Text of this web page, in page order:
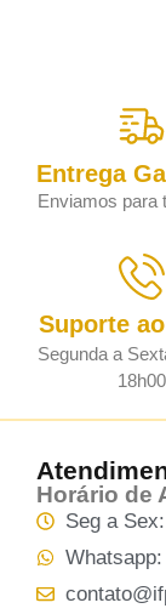
Entrega
Enviamos para
Suporte
Segunda a
18h00
Horário de
Seg a